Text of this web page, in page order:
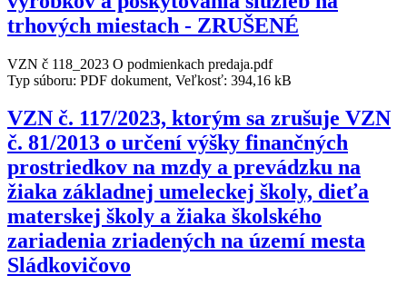
trhových miestach - ZRUŠENÉ
VZN č 118_2023 O podmienkach predaja.pdf
Typ súboru: PDF dokument, Veľkosť: 394,16 kB
VZN č. 117/2023, ktorým sa zrušuje VZN
č. 81/2013 o určení výšky finančných
prostriedkov na mzdy a prevádzku na
žiaka základnej umeleckej školy, dieťa
materskej školy a žiaka školského
zariadenia zriadených na území mesta
Sládkovičovo